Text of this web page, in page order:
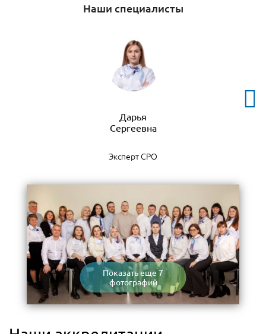
Наши специалисты
Дарья
Сергеевна
Эксперт СРО
Показать еще 7
фотографий